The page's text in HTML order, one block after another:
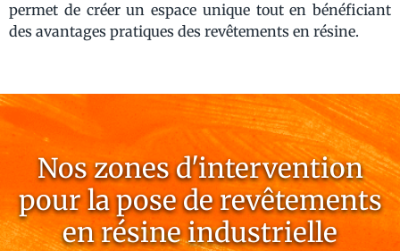
permet de créer un espace unique tout en bénéficiant
des avantages pratiques des revêtements en résine.
Nos zones d'intervention
pour la pose de revêtements
en résine industrielle